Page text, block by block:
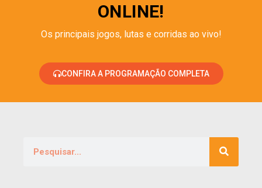
ONLINE!
Os principais jogos, lutas e corridas ao vivo!
CONFIRA A PROGRAMAÇÃO COMPLETA